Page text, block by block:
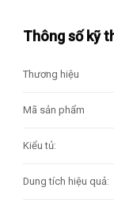
Thông số kỹ
Thương hiệu
Mã sản phẩm
Kiểu tủ:
Dung tích hiệu quả: